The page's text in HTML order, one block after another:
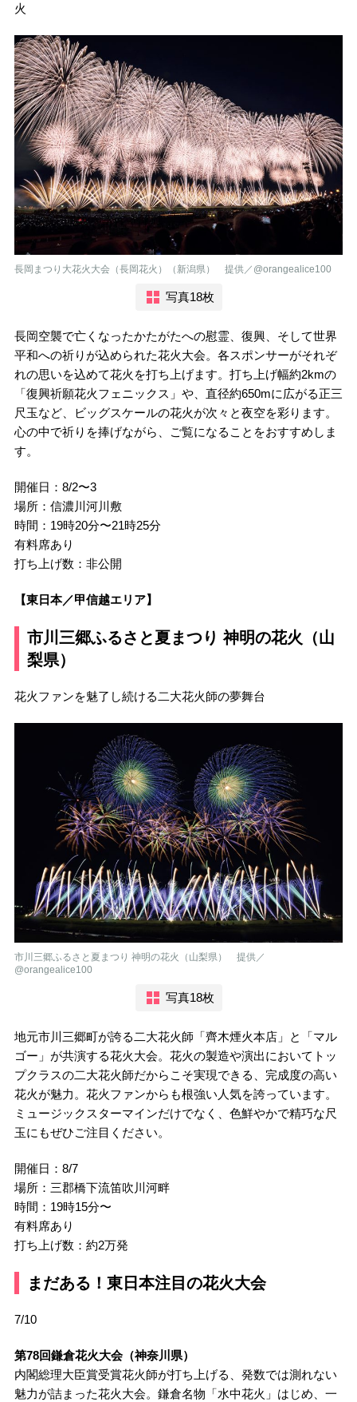
火
長岡まつり大花火大会（長岡花火）（新潟県） 提供／@orangealice100
写真18枚
長岡空襲で亡くなったかたがたへの慰霊、復興、そして世界
平和への祈りが込められた花火大会。各スポンサーがそれぞ
れの思いを込めて花火を打ち上げます。打ち上げ幅約2kmの
「復興祈願花火フェニックス」や、直径約650mに広がる正三
尺玉など、ビッグスケールの花火が次々と夜空を彩ります。
心の中で祈りを捧げながら、ご覧になることをおすすめしま
す。
開催日：8/2〜3
場所：信濃川河川敷
時間：19時20分〜21時25分
有料席あり
打ち上げ数：非公開
【東日本／甲信越エリア】
市川三郷ふるさと夏まつり 神明の花火（山
梨県）
花火ファンを魅了し続ける二大花火師の夢舞台
市川三郷ふるさと夏まつり 神明の花火（山梨県） 提供／
@orangealice100
写真18枚
地元市川三郷町が誇る二大花火師「齊木煙火本店」と「マル
ゴー」が共演する花火大会。花火の製造や演出においてトッ
プクラスの二大花火師だからこそ実現できる、完成度の高い
花火が魅力。花火ファンからも根強い人気を誇っています。
ミュージックスターマインだけでなく、色鮮やかで精巧な尺
玉にもぜひご注目ください。
開催日：8/7
場所：三郡橋下流笛吹川河畔
時間：19時15分〜
有料席あり
打ち上げ数：約2万発
まだある！東日本注目の花火大会
7/10
第78回鎌倉花火大会（神奈川県）
内閣総理大臣賞受賞花火師が打ち上げる、発数では測れない
魅力が詰まった花火大会。鎌倉名物「水中花火」はじめ、一